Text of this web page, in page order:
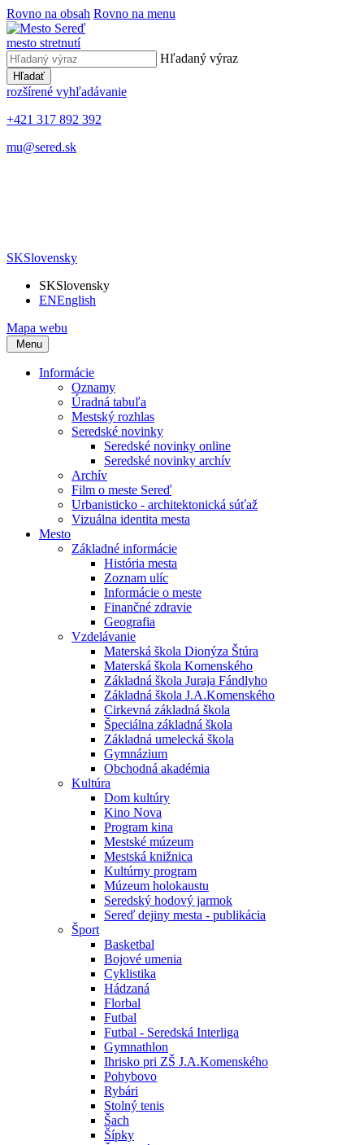
Rovno na obsah Rovno na menu
mesto stretnutí
Hľadaný výraz
Hľadať
rozšírené vyhľadávanie
+421 317 892 392
mu@sered.sk
SKSlovensky
SKSlovensky
ENEnglish
Mapa webu
Menu
Informácie
Oznamy
Úradná tabuľa
Mestský rozhlas
Seredské novinky
Seredské novinky online
Seredské novinky archív
Archív
Film o meste Sereď
Urbanisticko - architektonická súťaž
Vizuálna identita mesta
Mesto
Základné informácie
História mesta
Zoznam ulíc
Informácie o meste
Finančné zdravie
Geografia
Vzdelávanie
Materská škola Dionýza Štúra
Materská škola Komenského
Základná škola Juraja Fándlyho
Základná škola J.A.Komenského
Cirkevná základná škola
Špeciálna základná škola
Základná umelecká škola
Gymnázium
Obchodná akadémia
Kultúra
Dom kultúry
Kino Nova
Program kina
Mestské múzeum
Mestská knižnica
Kultúrny program
Múzeum holokaustu
Seredský hodový jarmok
Sereď dejiny mesta - publikácia
Šport
Basketbal
Bojové umenia
Cyklistika
Hádzaná
Florbal
Futbal
Futbal - Seredská Interliga
Gymnathlon
Ihrisko pri ZŠ J.A.Komenského
Pohybovo
Rybári
Stolný tenis
Šach
Šípky